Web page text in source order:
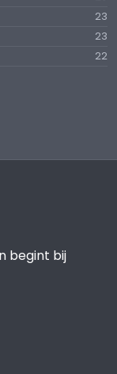
23
23
22
begint bij